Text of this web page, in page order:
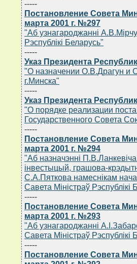
-----
Постановление Совета
марта 2001 г. №297
"Аб узнагароджаннi
Рэспублiкi Беларусь"
-----
Указ Президента
"О назначении О.В.Драгун и
г.Минска"
-----
Указ Президента
"О порядке реализации
Государственного Совета
-----
Постановление Совета
марта 2001 г. №294
"Аб назначэннi
iнвестыцый, грашова-
С.А.Пяткова намеснiкам
Савета Мiнiстраў Рэспублiкi
-----
Постановление Совета
марта 2001 г. №293
"Аб узнагароджаннi
Савета Мiнiстраў Рэспублiкi
-----
Постановление Совета